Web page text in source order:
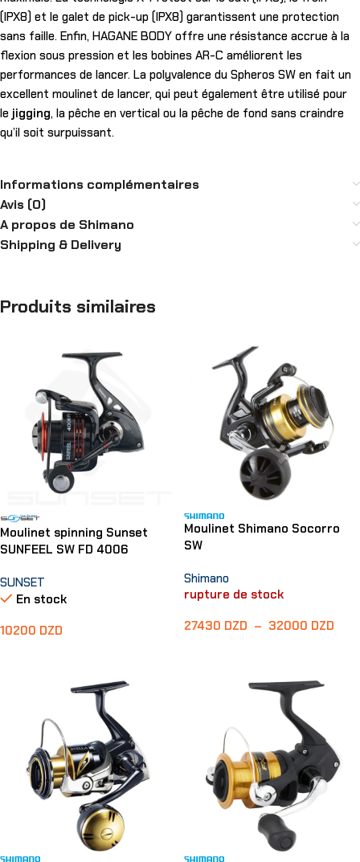
(IPX8) et le galet de pick-up (IPX8) garantissent une protection
sans faille. Enfin, HAGANE BODY offre une résistance accrue à la
flexion sous pression et les bobines AR-C améliorent les
performances de lancer. La polyvalence du Spheros SW en fait un
excellent moulinet de lancer, qui peut également être utilisé pour
le jigging, la pêche en vertical ou la pêche de fond sans craindre
qu’il soit surpuissant.
Informations complémentaires
Avis (0)
A propos de Shimano
Shipping & Delivery
Produits similaires
Moulinet spinning Sunset
SUNFEEL SW FD 4006
SUNSET
En stock
10200 DZD
Moulinet Shimano Socorro
SW
Shimano
rupture de stock
27430 DZD – 32000 DZD